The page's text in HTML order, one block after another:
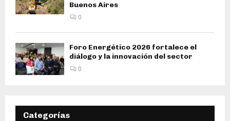
Buenos Aires
0
Foro Energético 2026 fortalece el
diálogo y la innovación del sector
0
Categorías